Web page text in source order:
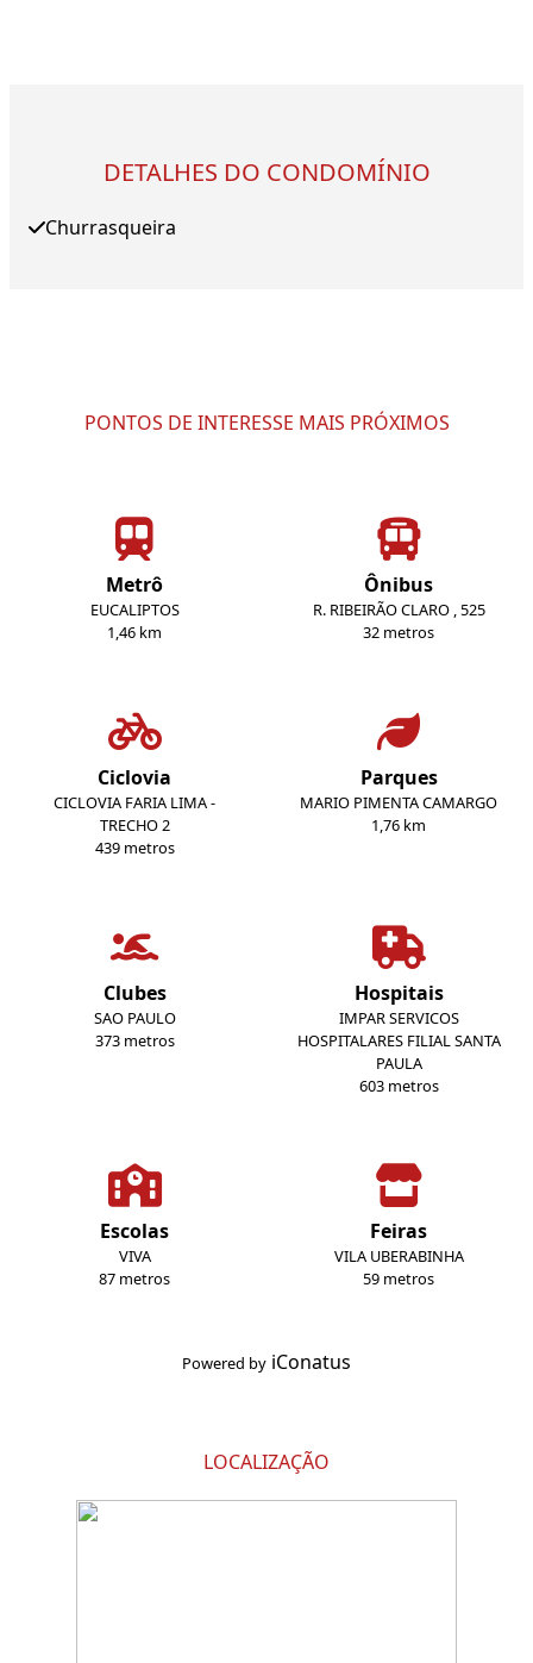
DETALHES DO CONDOMÍNIO
Churrasqueira
PONTOS DE INTERESSE MAIS PRÓXIMOS
Metrô
EUCALIPTOS
1,46 km
Ônibus
R. RIBEIRÃO CLARO , 525
32 metros
Ciclovia
CICLOVIA FARIA LIMA -
TRECHO 2
439 metros
Parques
MARIO PIMENTA CAMARGO
1,76 km
Clubes
SAO PAULO
373 metros
Hospitais
IMPAR SERVICOS
HOSPITALARES FILIAL SANTA
PAULA
603 metros
Escolas
VIVA
87 metros
Feiras
VILA UBERABINHA
59 metros
Powered by iConatus
LOCALIZAÇÃO